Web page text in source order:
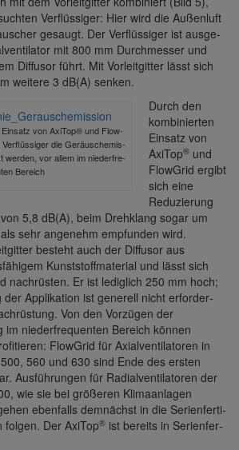
Verflüs­siger: Hier wird die Außen­luft
gesaugt. Der Verflüs­siger ist ausge­
mit 800 mm Durch­messer und
Diffusor führt. Mit Vorleit­gitter lässt sich
weitere 3 dB(A) senken.
Einsatz von AxiTop® und Flow­
die Geräusch­emis­
werden, vor allem im nieder­fre­
Bereich
Durch den
kombi­nierten
Einsatz von
AxiTop® und
Flow­Grid ergibt
sich eine
Redu­zie­rung
5,8 dB(A), beim Dreh­klang sogar um
sehr ange­nehm empfunden wird.
besteht auch der Diffusor aus
Kunst­stoff­ma­te­rial und lässt sich
nach­rüsten. Er ist ledig­lich 250 mm hoch;
der Appli­ka­tion ist gene­rell nicht erfor­der­
Von den Vorzügen der
im nieder­fre­quenten Bereich können
Flow­Grid für Axial­ven­ti­la­toren in
560 und 630 sind Ende des ersten
Ausfüh­rungen für Radi­al­ven­ti­la­toren der
wie sie bei größeren Klima­an­lagen
eben­falls demnächst in die Seri­en­fer­ti­
folgen. Der AxiTop® ist bereits in Seri­en­fer­